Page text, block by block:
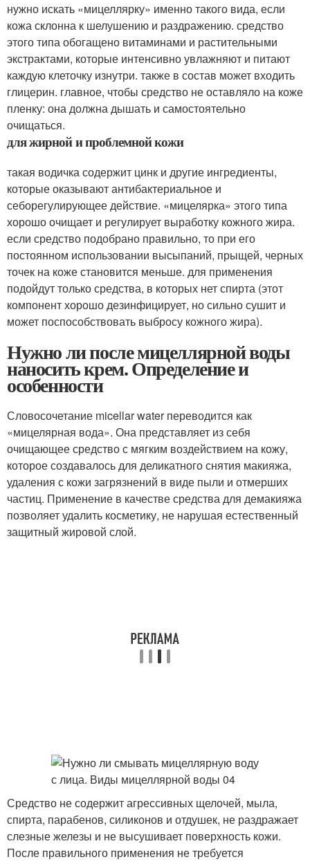
нужно искать «мицеллярку» именно такого вида, если
кожа склонна к шелушению и раздражению. средство
этого типа обогащено витаминами и растительными
экстрактами, которые интенсивно увлажняют и питают
каждую клеточку изнутри. также в состав может входить
глицерин. главное, чтобы средство не оставляло на коже
пленку: она должна дышать и самостоятельно
очищаться.
для жирной и проблемной кожи
такая водичка содержит цинк и другие ингредиенты,
которые оказывают антибактериальное и
себорегулирующее действие. «мицелярка» этого типа
хорошо очищает и регулирует выработку кожного жира.
если средство подобрано правильно, то при его
постоянном использовании высыпаний, прыщей, черных
точек на коже становится меньше. для применения
подойдут только средства, в которых нет спирта (этот
компонент хорошо дезинфицирует, но сильно сушит и
может поспособствовать выбросу кожного жира).
Нужно ли после мицеллярной воды
наносить крем. Определение и
особенности
Словосочетание micellar water переводится как
«мицелярная вода». Она представляет из себя
очищающее средство с мягким воздействием на кожу,
которое создавалось для деликатного снятия макияжа,
удаления с кожи загрязнений в виде пыли и отмерших
частиц. Применение в качестве средства для демакияжа
позволяет удалить косметику, не нарушая естественный
защитный жировой слой.
Средство не содержит агрессивных щелочей, мыла,
спирта, парабенов, силиконов и отдушек, не раздражает
слезные железы и не высушивает поверхность кожи.
После правильного применения не требуется